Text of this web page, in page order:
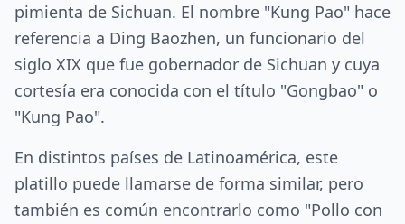
pimienta de Sichuan. El nombre "Kung Pao" hace
referencia a Ding Baozhen, un funcionario del
siglo XIX que fue gobernador de Sichuan y cuya
cortesía era conocida con el título "Gongbao" o
"Kung Pao".
En distintos países de Latinoamérica, este
platillo puede llamarse de forma similar, pero
también es común encontrarlo como "Pollo con